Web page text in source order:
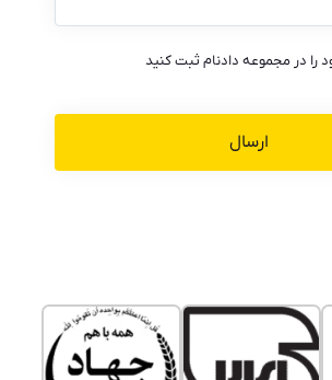
را در مجموعه دادنام ثبت کنید